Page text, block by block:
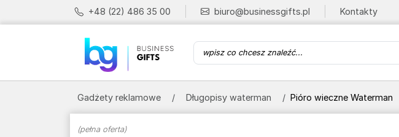
+48 (22) 486 35 00 biuro@businessgifts.pl Kontakty
Gadżety reklamowe Długopisy waterman Pióro wieczne Waterman
(pełna oferta)